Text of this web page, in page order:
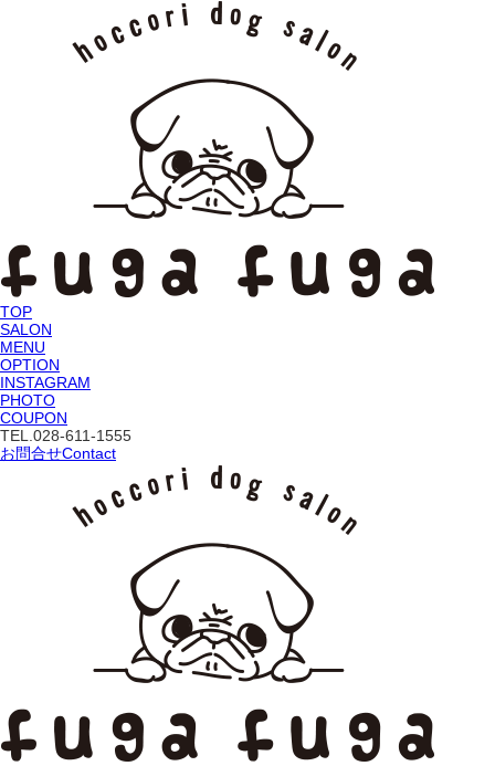
TOP
SALON
MENU
OPTION
INSTAGRAM
PHOTO
COUPON
TEL. 028-611-1555
お問合せContact